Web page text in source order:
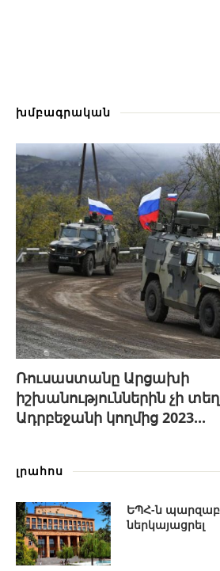
խմբագրական
Ռուսաստանը Արցախի
իշխանություններին չի
Ադրբեջանի կողմից 2023...
լրահոս
ԵՊՀ-ն
ներկայացրել